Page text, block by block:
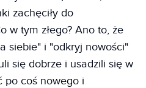
zachęciły do
w tym złego? Ano to, że
siebie" i "odkryj nowości"
się dobrze i usadzili się w
po coś nowego i